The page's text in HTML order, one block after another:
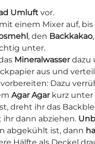
Umluft vor.
einem Mixer auf,
, den Backkakao
unter.
Mineralwasserdazu
aus und
Dazu
Agar Agarkurz unter
dreht ihr das
dann abziehen.
abgekühlt ist, dann